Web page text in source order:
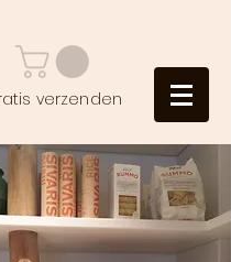
verzenden